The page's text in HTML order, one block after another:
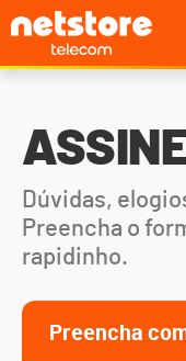
Dúvidas,
Preencha o
rapidinho.
Preencha